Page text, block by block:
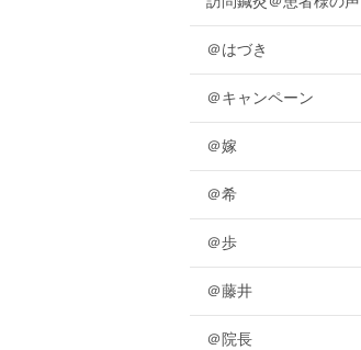
＠はづき
＠キャンペーン
＠嫁
＠希
＠歩
＠藤井
＠院長